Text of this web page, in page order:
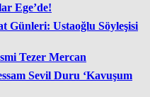
Ege’de!
Günleri: Ustaoğlu Söyleşisi
Tezer Mercan
Sevil Duru ‘Kavuşum